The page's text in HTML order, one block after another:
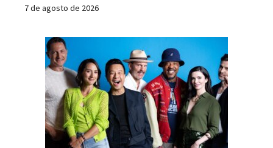
7 de agosto de 2026